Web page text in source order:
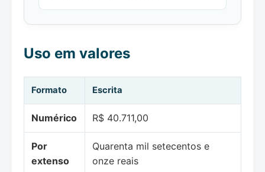
Uso em valores
Formato Escrita
Numérico R$ 40.711,00
Por
extenso
Quarenta mil setecentos e
onze reais